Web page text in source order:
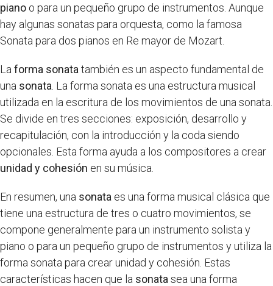
piano o para un pequeño grupo de instrumentos. Aunque
hay algunas sonatas para orquesta, como la famosa
Sonata para dos pianos en Re mayor de Mozart.
La forma sonata también es un aspecto fundamental de
una sonata . La forma sonata es una estructura musical
utilizada en la escritura de los movimientos de una sonata.
Se divide en tres secciones: exposición, desarrollo y
recapitulación, con la introducción y la coda siendo
opcionales. Esta forma ayuda a los compositores a crear
unidad y cohesión en su música.
En resumen, una sonata es una forma musical clásica que
tiene una estructura de tres o cuatro movimientos, se
compone generalmente para un instrumento solista y
piano o para un pequeño grupo de instrumentos y utiliza la
forma sonata para crear unidad y cohesión. Estas
características hacen que la sonata sea una forma